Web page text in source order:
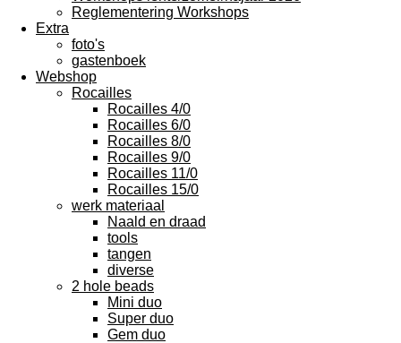
Reglementering Workshops
Extra
foto's
gastenboek
Webshop
Rocailles
Rocailles 4/0
Rocailles 6/0
Rocailles 8/0
Rocailles 9/0
Rocailles 11/0
Rocailles 15/0
werk materiaal
Naald en draad
tools
tangen
diverse
2 hole beads
Mini duo
Super duo
Gem duo